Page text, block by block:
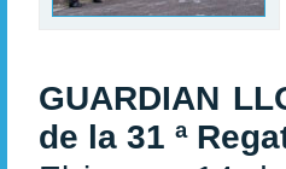
GUARDIAN
de la 31 ª